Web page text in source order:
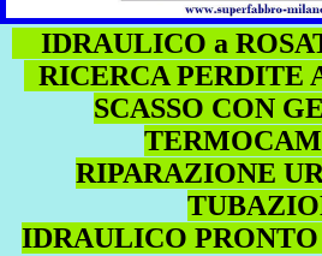
IDRAULICO a
RICERCA PERDITE
SCASSO CON
RIPARAZIONE
IDRAULICO